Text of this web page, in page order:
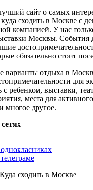
сайт о самых
сходить в Москве с
компанией. У нас
Москвы. События
обязательно стоит
варианты отдыха в
для
с ребенком, выставки,
места для
многое другое.
сходить в Москве